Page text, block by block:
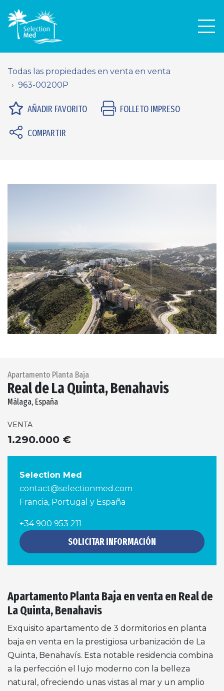
Todas las propiedades en venta en venta
963-00200P
AÑADIR FAVORITO FOLLETO IMPRESO
COMPARTIR
Previous Next
Apartamento Planta Baja
Real de La Quinta, Benahavis
Málaga, España
VENTA
1.290.000 €
Selection Med
contact@selectionmed.com
Francia, Portugal y España
+34 900 953 211
SOLICITAR INFORMACIÓN
Apartamento Planta Baja en venta en Real de
La Quinta, Benahavis
Exquisito apartamento de 3 dormitorios en planta
baja en venta en la prestigiosa urbanización de La
Quinta, Benahavís. Esta notable residencia combina
a la perfección el lujo moderno con la belleza
natural, ofreciendo unas vistas al mar y un amplio